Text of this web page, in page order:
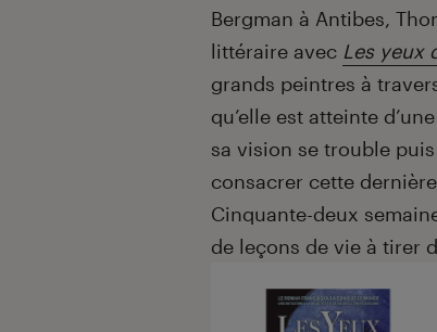
Bergman à Antibes,
littéraire avec Les yeux
grands peintres à
qu’elle est atteinte
sa vision se trouble
consacrer cette
Cinquante-deux
de leçons de vie à tirer